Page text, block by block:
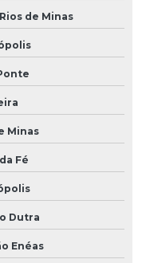
de Minas
Minas
Fé
Dutra
Enéas